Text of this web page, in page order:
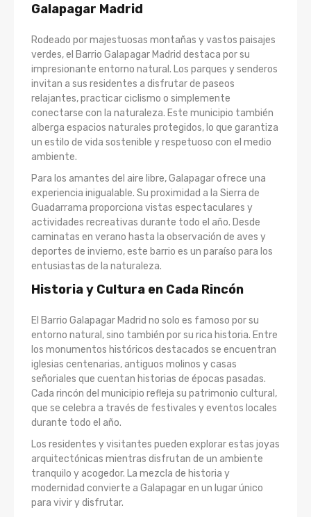
Galapagar Madrid
Rodeado por majestuosas montañas y vastos paisajes
verdes, el Barrio Galapagar Madrid destaca por su
impresionante entorno natural. Los parques y senderos
invitan a sus residentes a disfrutar de paseos
relajantes, practicar ciclismo o simplemente
conectarse con la naturaleza. Este municipio también
alberga espacios naturales protegidos, lo que garantiza
un estilo de vida sostenible y respetuoso con el medio
ambiente.
Para los amantes del aire libre, Galapagar ofrece una
experiencia inigualable. Su proximidad a la Sierra de
Guadarrama proporciona vistas espectaculares y
actividades recreativas durante todo el año. Desde
caminatas en verano hasta la observación de aves y
deportes de invierno, este barrio es un paraíso para los
entusiastas de la naturaleza.
Historia y Cultura en Cada Rincón
El Barrio Galapagar Madrid no solo es famoso por su
entorno natural, sino también por su rica historia. Entre
los monumentos históricos destacados se encuentran
iglesias centenarias, antiguos molinos y casas
señoriales que cuentan historias de épocas pasadas.
Cada rincón del municipio refleja su patrimonio cultural,
que se celebra a través de festivales y eventos locales
durante todo el año.
Los residentes y visitantes pueden explorar estas joyas
arquitectónicas mientras disfrutan de un ambiente
tranquilo y acogedor. La mezcla de historia y
modernidad convierte a Galapagar en un lugar único
para vivir y disfrutar.